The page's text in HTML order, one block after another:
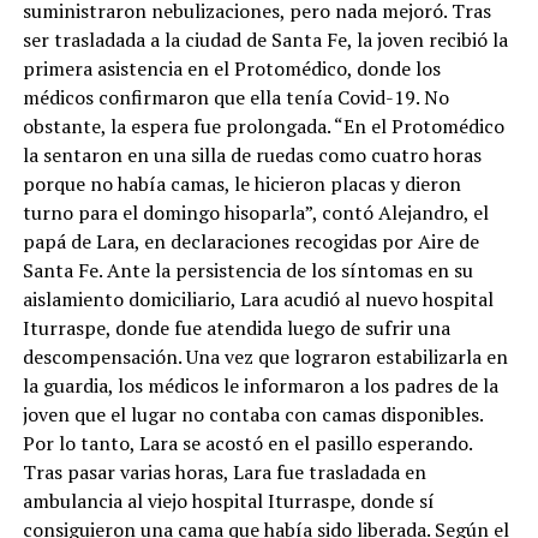
suministraron nebulizaciones, pero nada mejoró. Tras
ser trasladada a la ciudad de Santa Fe, la joven recibió la
primera asistencia en el Protomédico, donde los
médicos confirmaron que ella tenía Covid-19. No
obstante, la espera fue prolongada. “En el Protomédico
la sentaron en una silla de ruedas como cuatro horas
porque no había camas, le hicieron placas y dieron
turno para el domingo hisoparla”, contó Alejandro, el
papá de Lara, en declaraciones recogidas por Aire de
Santa Fe. Ante la persistencia de los síntomas en su
aislamiento domiciliario, Lara acudió al nuevo hospital
Iturraspe, donde fue atendida luego de sufrir una
descompensación. Una vez que lograron estabilizarla en
la guardia, los médicos le informaron a los padres de la
joven que el lugar no contaba con camas disponibles.
Por lo tanto, Lara se acostó en el pasillo esperando.
Tras pasar varias horas, Lara fue trasladada en
ambulancia al viejo hospital Iturraspe, donde sí
consiguieron una cama que había sido liberada. Según el